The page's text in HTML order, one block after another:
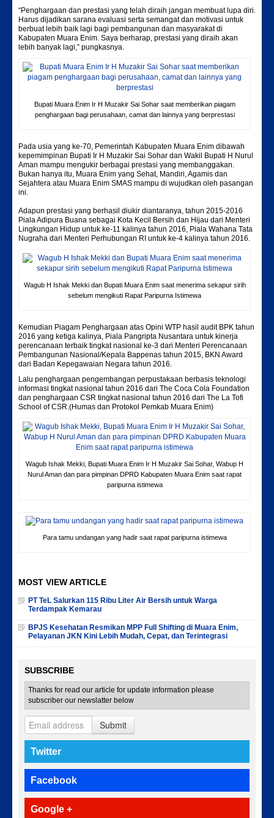
“Penghargaan dan prestasi yang telah diraih jangan membuat lupa diri.
Harus dijadikan sarana evaluasi serta semangat dan motivasi untuk
berbuat lebih baik lagi bagi pembangunan dan masyarakat di
Kabupaten Muara Enim. Saya berharap, prestasi yang diraih akan
lebih banyak lagi,” pungkasnya.
Bupati Muara Enim Ir H Muzakir Sai Sohar saat memberikan piagam
penghargaan bagi perusahaan, camat dan lainnya yang berprestasi
Pada usia yang ke-70, Pemerintah Kabupaten Muara Enim dibawah
kepemimpinan Bupati Ir H Muzakir Sai Sohar dan Wakil Bupati H Nurul
Aman mampu mengukir berbagai prestasi yang membanggakan.
Bukan hanya itu, Muara Enim yang Sehat, Mandiri, Agamis dan
Sejahtera atau Muara Enim SMAS mampu di wujudkan oleh pasangan
ini.
Adapun prestasi yang berhasil diukir diantaranya, tahun 2015-2016
Piala Adipura Buana sebagai Kota Kecil Bersih dan Hijau dari Menteri
Lingkungan Hidup untuk ke-11 kalinya tahun 2016, Piala Wahana Tata
Nugraha dari Menteri Perhubungan RI untuk ke-4 kalinya tahun 2016.
Wagub H Ishak Mekki dan Bupati Muara Enim saat menerima sekapur sirih
sebelum mengikuti Rapat Paripurna Istimewa
Kemudian Piagam Penghargaan atas Opini WTP hasil audit BPK tahun
2016 yang ketiga kalinya, Piala Pangripta Nusantara untuk kinerja
perencanaan terbaik tingkat nasional ke-3 dari Menteri Perencanaan
Pembangunan Nasional/Kepala Bappenas tahun 2015, BKN Award
dari Badan Kepegawaian Negara tahun 2016.
Lalu penghargaan pengembangan perpustakaan berbasis teknologi
informasi tingkat nasional tahun 2016 dari The Coca Cola Foundation
dan penghargaan CSR tingkat nasional tahun 2016 dari The La Tofi
School of CSR.(Humas dan Protokol Pemkab Muara Enim)
Wagub Ishak Mekki, Bupati Muara Enim Ir H Muzakir Sai Sohar, Wabup H
Nurul Aman dan para pimpinan DPRD Kabupaten Muara Enim saat rapat
paripurna istimewa
Para tamu undangan yang hadir saat rapat paripurna istimewa
MOST VIEW ARTICLE
PT TeL Salurkan 115 Ribu Liter Air Bersih untuk Warga
Terdampak Kemarau
BPJS Kesehatan Resmikan MPP Full Shifting di Muara Enim,
Pelayanan JKN Kini Lebih Mudah, Cepat, dan Terintegrasi
SUBSCRIBE
Thanks for read our article for update information please
subscriber our newslatter below
Submit
Twitter
Facebook
Google +